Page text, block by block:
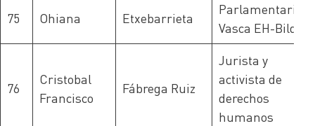
75 Ohiana Etxebarrieta
Parlamentaria
Vasca EH-Bildu
76
Cristobal
Francisco
Fábrega Ruiz
Jurista y
activista de
derechos
humanos